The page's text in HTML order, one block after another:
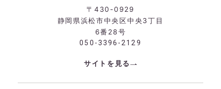
〒430-0929
静岡県浜松市中央区中央3丁目
6番28号
050-3396-2129
サイトを見る